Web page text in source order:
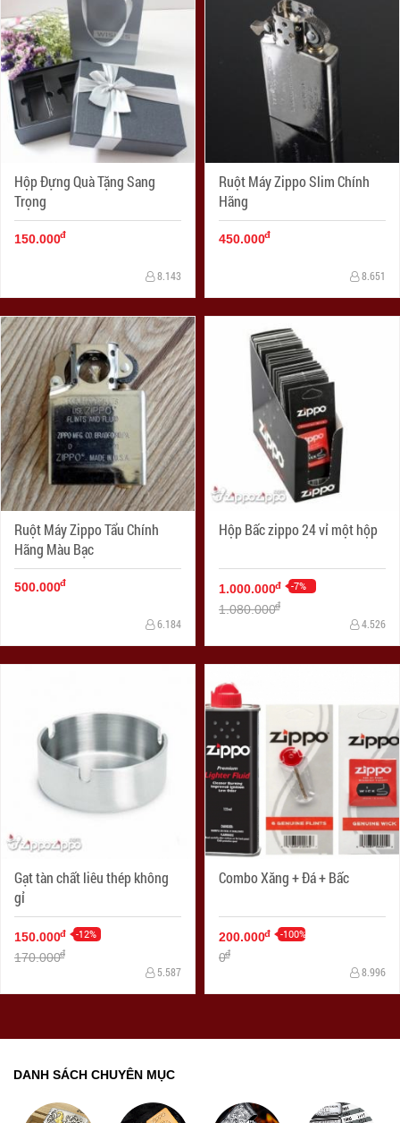
Hộp Đựng Quà Tặng Sang
Trọng
150.000đ
8.143
Ruột Máy Zippo Slim Chính
Hãng
450.000đ
8.651
Ruột Máy Zippo Tẩu Chính
Hãng Màu Bạc
500.000đ
6.184
Hộp Bấc zippo 24 vỉ một hộp
1.000.000đ -7%
1.080.000đ
4.526
Gạt tàn chất liêu thép không
gỉ
150.000đ -12%
170.000đ
5.587
Combo Xăng + Đá + Bấc
200.000đ -100%
0đ
8.996
DANH SÁCH CHUYÊN MỤC